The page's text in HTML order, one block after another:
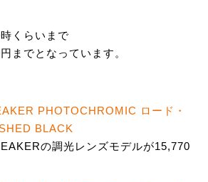
くらいまで
までとなっています。
PHOTOCHROMIC ロード・
BLACK
の調光レンズモデルが15,770